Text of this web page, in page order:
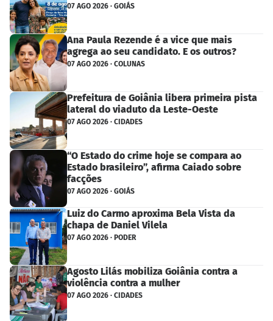
07 AGO 2026 · GOIÁS
Ana Paula Rezende é a vice que mais
agrega ao seu candidato. E os outros?
07 AGO 2026 · COLUNAS
Prefeitura de Goiânia libera primeira pista
lateral do viaduto da Leste-Oeste
07 AGO 2026 · CIDADES
“O Estado do crime hoje se compara ao
Estado brasileiro”, afirma Caiado sobre
facções
07 AGO 2026 · GOIÁS
Luiz do Carmo aproxima Bela Vista da
chapa de Daniel Vilela
07 AGO 2026 · PODER
Agosto Lilás mobiliza Goiânia contra a
violência contra a mulher
07 AGO 2026 · CIDADES